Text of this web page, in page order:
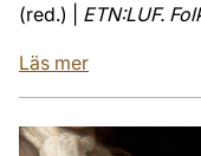
(red.) | ETN:LUF.
Läs mer